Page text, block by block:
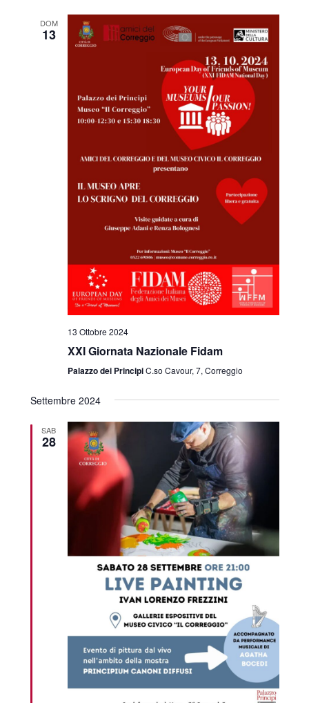
DOM
13
13 Ottobre 2024
XXI Giornata Nazionale Fidam
Palazzo dei PrincipiC.so Cavour, 7, Correggio
Settembre 2024
SAB
28